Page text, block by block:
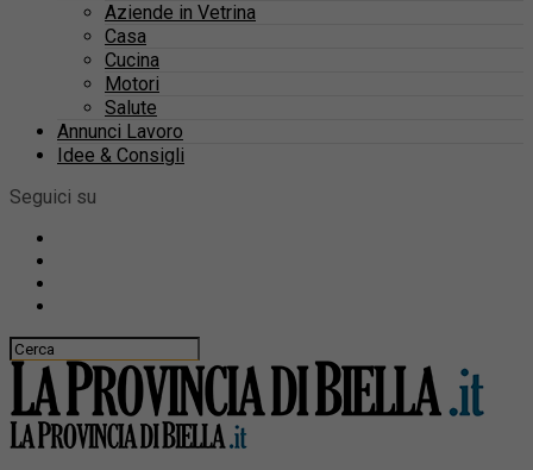
Aziende in Vetrina
Casa
Cucina
Motori
Salute
Annunci Lavoro
Idee & Consigli
Seguici su